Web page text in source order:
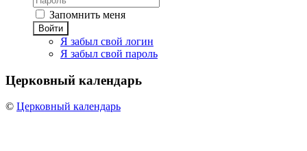
Запомнить меня
Войти
Я забыл свой логин
Я забыл свой пароль
Церковный календарь
© Церковный календарь